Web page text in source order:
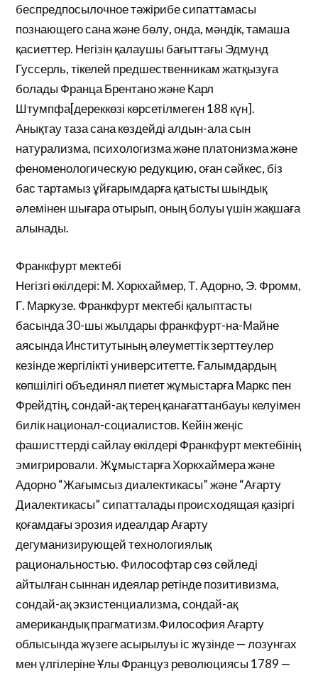
беспредпосылочное тәжірибе сипаттамасы
познающего сана және бөлу, онда, мәндік, тамаша
қасиеттер. Негізін қалаушы бағыттағы Эдмунд
Гуссерль, тікелей предшественникам жатқызуға
болады Франца Брентано және Карл
Штумпфа[дереккөзі көрсетілмеген 188 күн].
Анықтау таза сана көздейді алдын-ала сын
натурализма, психологизма және платонизма және
феноменологическую редукцию, оған сәйкес, біз
бас тартамыз ұйғарымдарға қатысты шындық
әлемінен шығара отырып, оның болуы үшін жақшаға
алынады.
Франкфурт мектебі
Негізгі өкілдері: М. Хоркхаймер, Т. Адорно, Э. Фромм,
Г. Маркузе. Франкфурт мектебі қалыптасты
басында 30-шы жылдары франкфурт-на-Майне
аясында Институтының әлеуметтік зерттеулер
кезінде жергілікті университетте. Ғалымдардың
көпшілігі объединял пиетет жұмыстарға Маркс пен
Фрейдтің, сондай-ақ терең қанағаттанбауы келуімен
билік национал-социалистов. Кейін жеңіс
фашисттерді сайлау өкілдері Франкфурт мектебінің
эмигрировали. Жұмыстарға Хоркхаймера және
Адорно “Жағымсыз диалектикасы” және “Ағарту
Диалектикасы” сипатталады происходящая қазіргі
қоғамдағы эрозия идеалдар Ағарту
дегуманизирующей технологиялық
рациональностью. Философтар сөз сөйледі
айтылған сыннан идеялар ретінде позитивизма,
сондай-ақ экзистенциализма, сондай-ақ
американдық прагматизм.Философия Ағарту
облысында жүзеге асырылуы іс жүзінде — лозунгах
мен үлгілеріне Ұлы Француз революциясы 1789 —